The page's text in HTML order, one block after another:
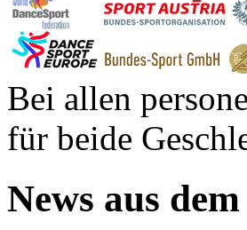
Bei allen
für beide
News aus